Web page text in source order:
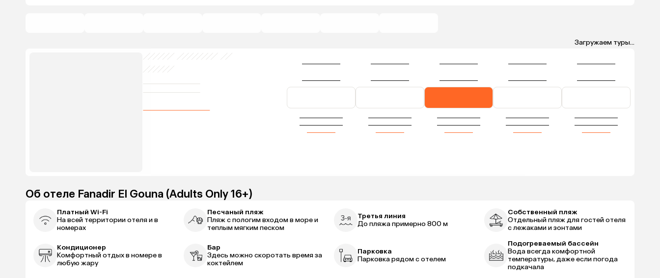
Загружаем туры...
Об отеле Fanadir El Gouna (Adults Only 16+)
Платный Wi-Fi
На всей территории отеля и в
номерах
Песчаный пляж
Пляж с пологим входом в море и
теплым мягким песком
Третья линия
До пляжа примерно 800 м
Собственный пляж
Отдельный пляж для гостей отеля
с лежаками и зонтами
Кондиционер
Комфортный отдых в номере в
любую жару
Бар
Здесь можно скоротать время за
коктейлем
Парковка
Парковка рядом с отелем
Подогреваемый бассейн
Вода всегда комфортной
температуры, даже если погода
подкачала